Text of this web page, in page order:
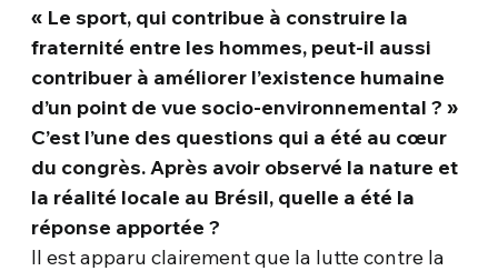
« Le sport, qui contribue à construire la
fraternité entre les hommes, peut-il aussi
contribuer à améliorer l’existence humaine
d’un point de vue socio-environnemental ? »
C’est l’une des questions qui a été au cœur
du congrès. Après avoir observé la nature et
la réalité locale au Brésil, quelle a été la
réponse apportée ?
Il est apparu clairement que la lutte contre la